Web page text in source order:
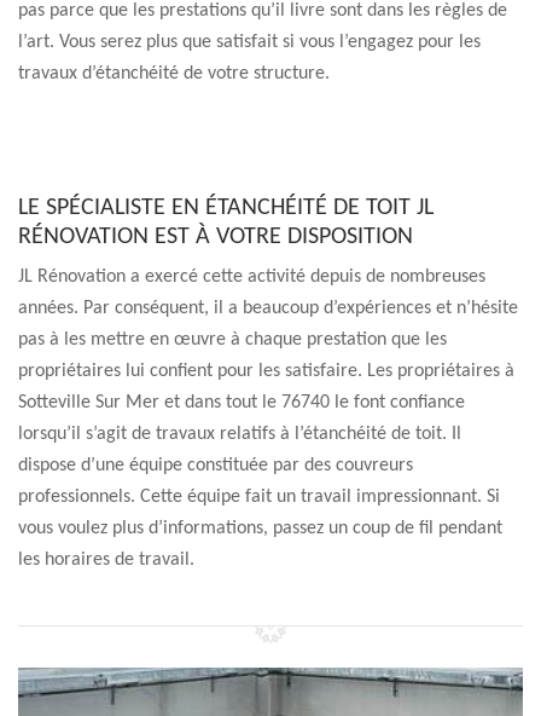
pas parce que les prestations qu’il livre sont dans les règles de
l’art. Vous serez plus que satisfait si vous l’engagez pour les
travaux d’étanchéité de votre structure.
LE SPÉCIALISTE EN ÉTANCHÉITÉ DE TOIT JL
RÉNOVATION EST À VOTRE DISPOSITION
JL Rénovation a exercé cette activité depuis de nombreuses
années. Par conséquent, il a beaucoup d’expériences et n’hésite
pas à les mettre en œuvre à chaque prestation que les
propriétaires lui confient pour les satisfaire. Les propriétaires à
Sotteville Sur Mer et dans tout le 76740 le font confiance
lorsqu’il s’agit de travaux relatifs à l’étanchéité de toit. Il
dispose d’une équipe constituée par des couvreurs
professionnels. Cette équipe fait un travail impressionnant. Si
vous voulez plus d’informations, passez un coup de fil pendant
les horaires de travail.